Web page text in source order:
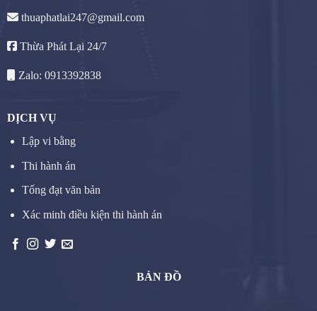
thuaphatlai247@gmail.com
Thừa Phát Lại 24/7
Zalo: 0913392838
DỊCH VỤ
Lập vi bằng
Thi hành án
Tống đạt văn bản
Xác minh điều kiện thi hành án
BẢN ĐỒ